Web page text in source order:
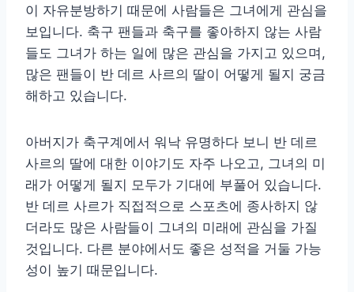
이 자유분방하기 때문에 사람들은 그녀에게 관심을
보입니다. 축구 팬들과 축구를 좋아하지 않는 사람
들도 그녀가 하는 일에 많은 관심을 가지고 있으며,
많은 팬들이 반 데르 사르의 딸이 어떻게 될지 궁금
해하고 있습니다.
아버지가 축구계에서 워낙 유명하다 보니 반 데르
사르의 딸에 대한 이야기도 자주 나오고, 그녀의 미
래가 어떻게 될지 모두가 기대에 부풀어 있습니다.
반 데르 사르가 직접적으로 스포츠에 종사하지 않
더라도 많은 사람들이 그녀의 미래에 관심을 가질
것입니다. 다른 분야에서도 좋은 성적을 거둘 가능
성이 높기 때문입니다.